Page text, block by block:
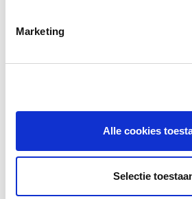
Marketing
Alle cookies
Selectie
MuzieklesNT2 –
Videoinstructies ter
instrumentale muzieklessen,